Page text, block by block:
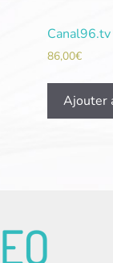
Canal96.tv
86,00€
Ajouter